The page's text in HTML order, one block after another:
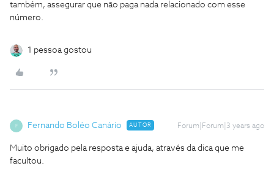
também, assegurar que não paga nada relacionado com esse
número.
1 pessoa gostou
F Fernando Boléo Canário AUTOR Forum|Forum|3 years ago
Muito obrigado pela resposta e ajuda, através da dica que me
facultou.